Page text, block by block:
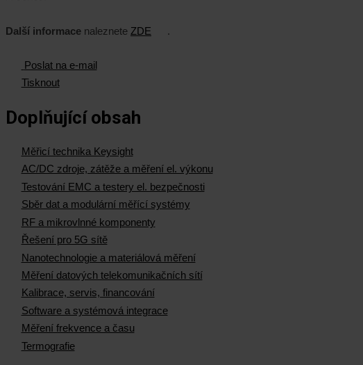
Další informace naleznete ZDE .
Poslat na e-mail
Tisknout
Doplňující obsah
Měřicí technika Keysight
AC/DC zdroje, zátěže a měření el. výkonu
Testování EMC a testery el. bezpečnosti
Sběr dat a modulární měřící systémy
RF a mikrovlnné komponenty
Řešení pro 5G sítě
Nanotechnologie a materiálová měření
Měření datových telekomunikačních sítí
Kalibrace, servis, financování
Software a systémová integrace
Měření frekvence a času
Termografie